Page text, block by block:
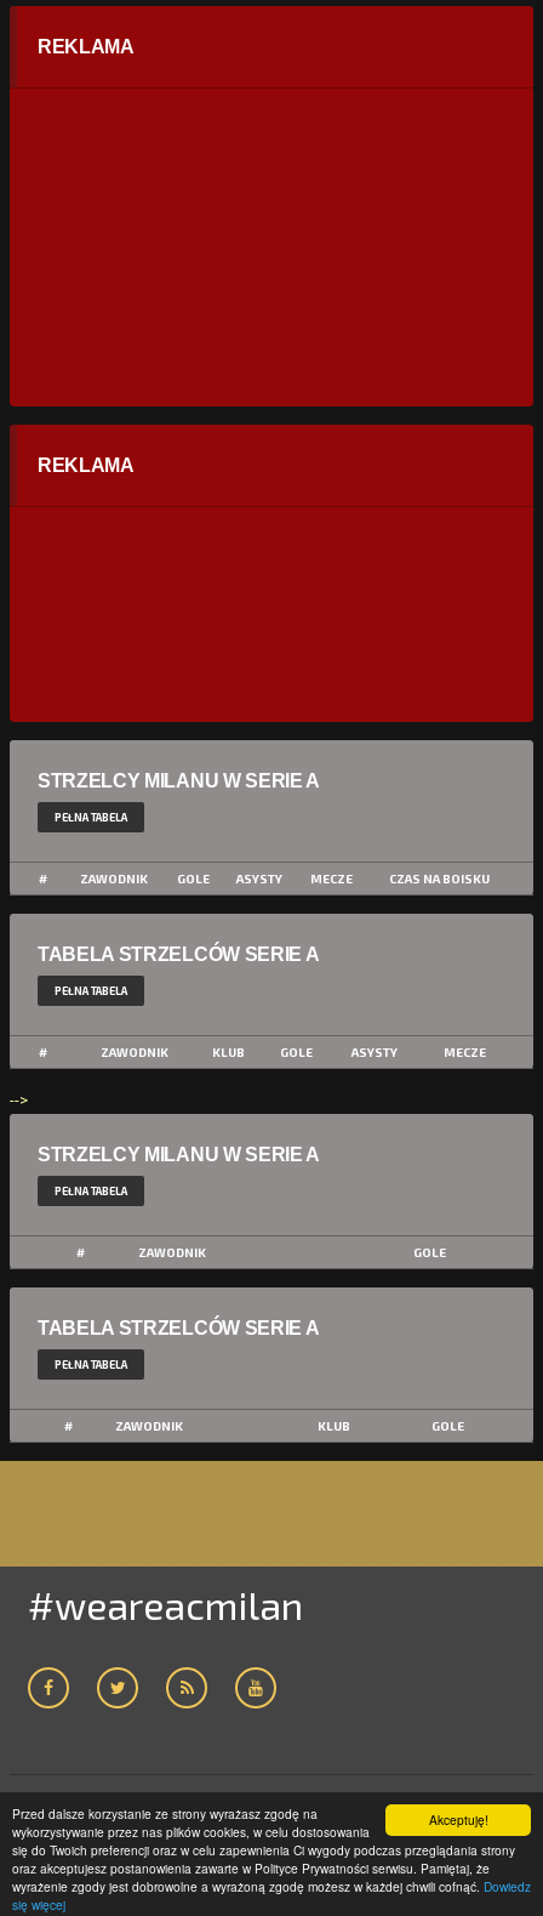
Akceptuję!
Przed dalsze korzystanie ze strony wyrażasz zgodę na
wykorzystywanie przez nas plików cookies, w celu dostosowania
się do Twoich preferencji oraz w celu zapewnienia Ci wygody podczas przeglądania strony
oraz akceptujesz postanowienia zawarte w Polityce Prywatności serwisu. Pamiętaj, że
wyrażenie zgody jest dobrowolne a wyrażoną zgodę możesz w każdej chwili cofnąć. Dowiedz
się więcej
REKLAMA
REKLAMA
STRZELCY MILANU W SERIE A
PEŁNA TABELA
# ZAWODNIK GOLE ASYSTY MECZE CZAS NA BOISKU
TABELA STRZELCÓW SERIE A
PEŁNA TABELA
# ZAWODNIK KLUB GOLE ASYSTY MECZE
-->
STRZELCY MILANU W SERIE A
PEŁNA TABELA
# ZAWODNIK GOLE
TABELA STRZELCÓW SERIE A
PEŁNA TABELA
# ZAWODNIK KLUB GOLE
#weareacmilan
ACMILAN24.COM2005-2019 | WSZELKIE PRAWA ZASTRZEŻONE
STRONA GŁÓWNA POLITYKA PRYWATNOŚCI KONTAKT
LICEUM GNIEZNO